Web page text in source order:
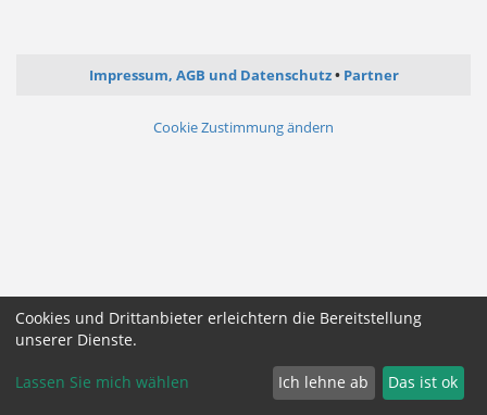
Impressum, AGB und Datenschutz Partner
Cookie Zustimmung ändern
Cookies und Drittanbieter erleichtern die Bereitstellung
unserer Dienste.
Lassen Sie mich wählen Ich lehne ab Das ist ok